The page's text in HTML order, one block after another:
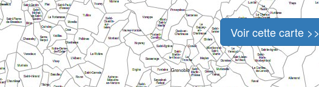
Voir cette carte >>